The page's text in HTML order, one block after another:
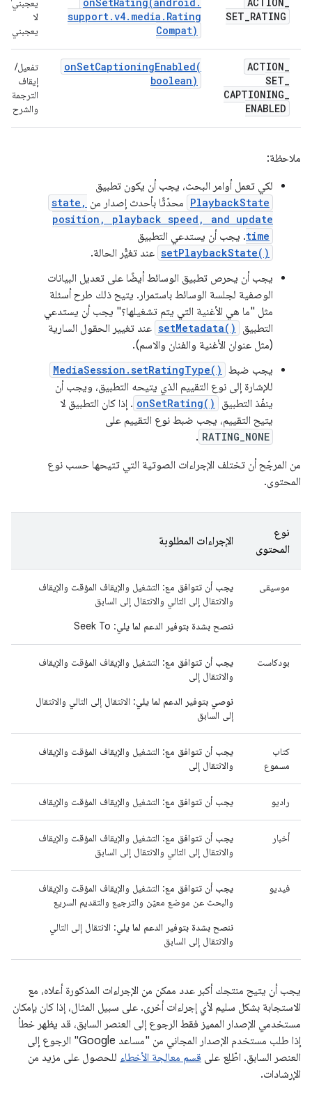
SET_RATING
support.v4. media . Rating
Compat)
يعجبني/
لا
يعجبني
ACTION_
SET_
CAPTIONING_
ENABLED
onSetCaptioningEnabled(
boolean)
تفعيل/
إيقاف
الترجمة
والشرح
ملاحظة:
لكي تعمل أوامر البحث، يجب أن يكون تطبيق
PlaybackState محدّثًا بأحدث إصدار من state,
position, playback speed, and update
time. يجب أن يستدعي التطبيق
setPlaybackState() عند تغيُّر الحالة.
يجب أن يحرص تطبيق الوسائط أيضًا على تعديل البيانات
الوصفية لجلسة الوسائط باستمرار. يتيح ذلك طرح أسئلة
مثل "ما هي الأغنية التي يتم تشغيلها؟" يجب أن يستدعي
التطبيق
setMetadata() عند تغيير الحقول السارية
(مثل عنوان الأغنية والفنان والاسم).
يجب ضبط MediaSession.setRatingType()
للإشارة إلى نوع التقييم الذي يتيحه التطبيق، ويجب أن
ينفّذ التطبيق
onSetRating() . إذا كان التطبيق لا
يتيح التقييم، يجب ضبط نوع التقييم على
RATING_NONE
.
من المرجّح أن تختلف الإجراءات الصوتية التي تتيحها حسب نوع
المحتوى.
نوع
المحتوى
الإجراءات المطلوبة
موسيقى يجب أن تتوافق مع: التشغيل والإيقاف المؤقت والإيقاف
والانتقال إلى التالي والانتقال إلى السابق
ننصح بشدة بتوفير الدعم لما يلي: Seek To
بودكاست يجب أن تتوافق مع: التشغيل والإيقاف المؤقت والإيقاف
والانتقال إلى
نوصي بتوفير الدعم لما يلي: الانتقال إلى التالي والانتقال
إلى السابق
كتاب
مسموع
يجب أن تتوافق مع: التشغيل والإيقاف المؤقت والإيقاف
والانتقال إلى
راديو يجب أن تتوافق مع: التشغيل والإيقاف المؤقت والإيقاف
أخبار يجب أن تتوافق مع: التشغيل والإيقاف المؤقت والإيقاف
والانتقال إلى التالي والانتقال إلى السابق
فيديو يجب أن تتوافق مع: التشغيل والإيقاف المؤقت والإيقاف
والبحث عن موضع معيّن والترجيع والتقديم السريع
ننصح بشدة بتوفير الدعم لما يلي: الانتقال إلى التالي
والانتقال إلى السابق
يجب أن يتيح منتجك أكبر عدد ممكن من الإجراءات المذكورة أعلاه، مع
الاستجابة بشكل سليم لأي إجراءات أخرى. على سبيل المثال، إذا كان بإمكان
مستخدمي الإصدار المميز فقط الرجوع إلى العنصر السابق، قد يظهر خطأ
إذا طلب مستخدم الإصدار المجاني من "مساعد Google" الرجوع إلى
العنصر السابق. اطّلِع على قسم معالجة الأخطاء للحصول على مزيد من
الإرشادات.